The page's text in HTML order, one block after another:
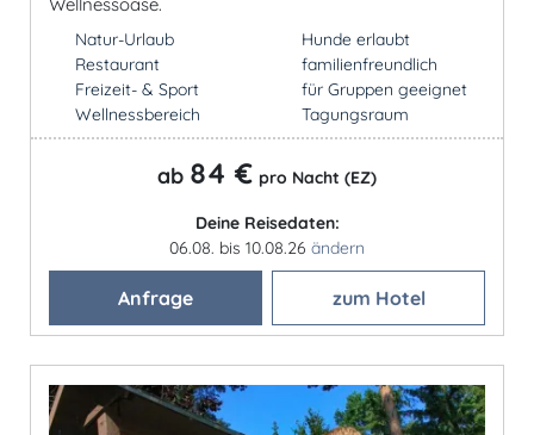
Natur-Urlaub
Restaurant
Freizeit- & Sport
Wellnessbereich
Hunde erlaubt
familienfreundlich
für Gruppen geeignet
Tagungsraum
ab 84 € pro Nacht (EZ)
Deine Reisedaten:
06.08. bis 10.08.26 ändern
Anfrage zum Hotel